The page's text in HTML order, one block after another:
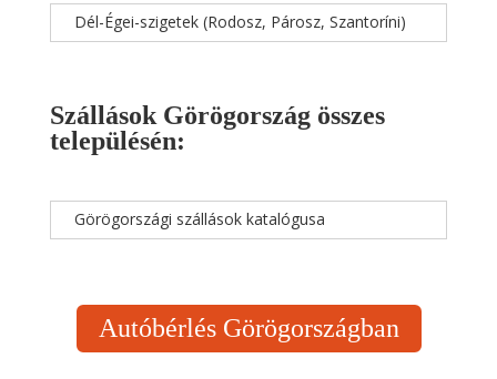
Dél-Égei-szigetek (Rodosz, Párosz, Szantoríni)
Szállások Görögország összes
településén:
Görögországi szállások katalógusa
Autóbérlés Görögországban